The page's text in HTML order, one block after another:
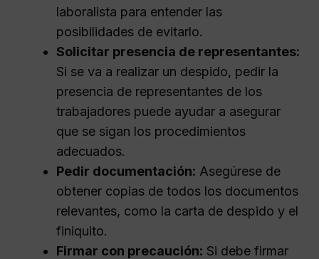
laboralista para entender las
posibilidades de evitarlo.
Solicitar presencia de representantes:
Si se va a realizar un despido, pedir la
presencia de representantes de los
trabajadores puede ayudar a asegurar
que se sigan los procedimientos
adecuados.
Pedir documentación: Asegúrese de
obtener copias de todos los documentos
relevantes, como la carta de despido y el
finiquito.
Firmar con precaución: Si debe firmar